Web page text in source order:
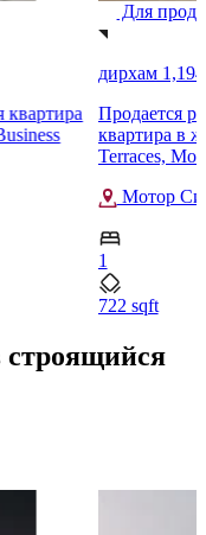
квартира
Для
дирхам
Продается
квартира в
Terraces,
Мотор
1
722 sqft
строящийся